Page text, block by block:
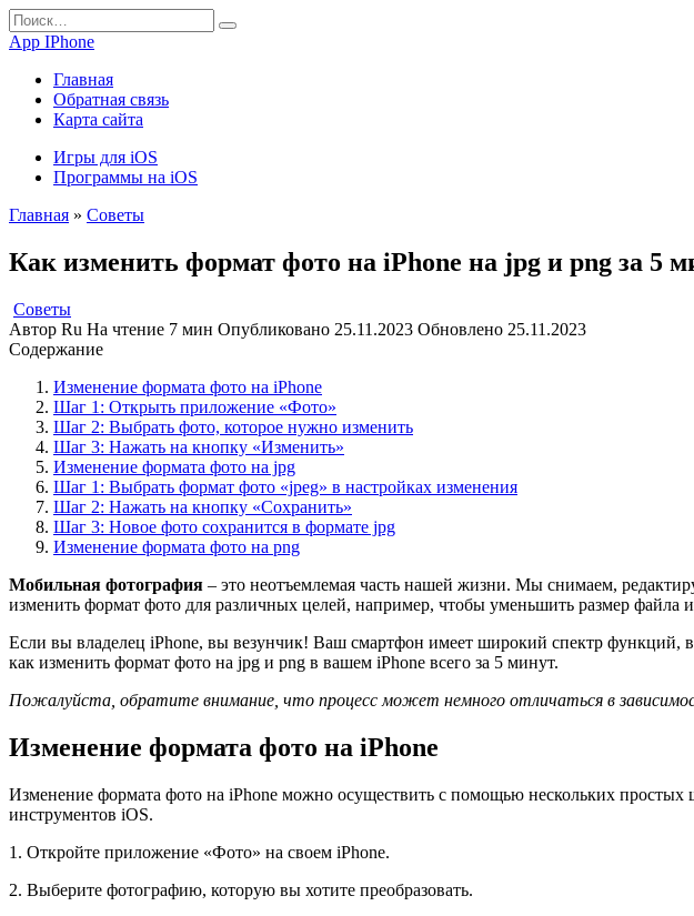
Перейти
к
содержанию
Search
for:
App IPhone
Главная
Обратная связь
Карта сайта
Игры для iOS
Программы на iOS
Главная » Советы
Как изменить формат фото на iPhone на jpg и png за 5
Советы
Автор Ru На чтение 7 мин Опубликовано 25.11.2023 Обновлено 25.11.2023
Содержание
Изменение формата фото на iPhone
Шаг 1: Открыть приложение «Фото»
Шаг 2: Выбрать фото, которое нужно изменить
Шаг 3: Нажать на кнопку «Изменить»
Изменение формата фото на jpg
Шаг 1: Выбрать формат фото «jpeg» в настройках изменения
Шаг 2: Нажать на кнопку «Сохранить»
Шаг 3: Новое фото сохранится в формате jpg
Изменение формата фото на png
Мобильная фотография – это неотъемлемая часть нашей жизни. Мы снимаем,
изменить формат фото для различных целей, например, чтобы уменьшить размер
Если вы владелец iPhone, вы везунчик! Ваш смартфон имеет широкий спектр функций,
как изменить формат фото на jpg и png в вашем iPhone всего за 5 минут.
Пожалуйста, обратите внимание, что процесс может немного отличаться в
Изменение формата фото на iPhone
Изменение формата фото на iPhone можно осуществить с помощью нескольких
инструментов iOS.
1. Откройте приложение «Фото» на своем iPhone.
2. Выберите фотографию, которую вы хотите преобразовать.